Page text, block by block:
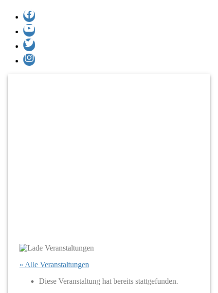
Facebook
YouTube
Twitter
Instagram
« Alle Veranstaltungen
Diese Veranstaltung hat bereits stattgefunden.